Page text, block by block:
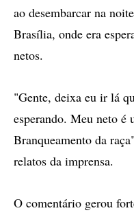
ao desembarcar na
Brasília, onde era
netos.
"Gente, deixa eu ir lá
esperando. Meu neto
Branqueamento da
relatos da imprensa.
O comentário gerou